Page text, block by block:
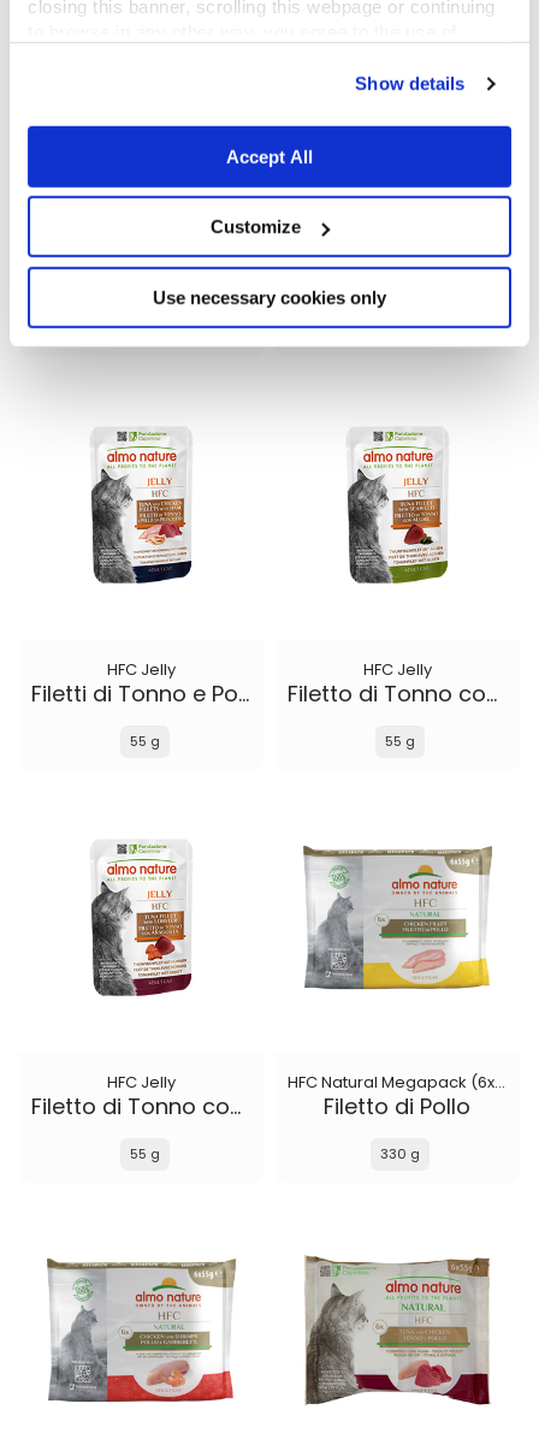
closing this banner, scrolling this webpage or continuing
Show details
Accept All
Customize
Use necessary cookies only
HFC Jelly
55 g
HFC Jelly
55 g
HFC Jelly
Filetti di Tonno e Pollo con Prosciutto
55 g
HFC Jelly
Filetto di Tonno con Alghe
55 g
HFC Jelly
Filetto di Tonno con Aragosta
55 g
HFC Natural Megapack (6x55 g)
Filetto di Pollo
330 g